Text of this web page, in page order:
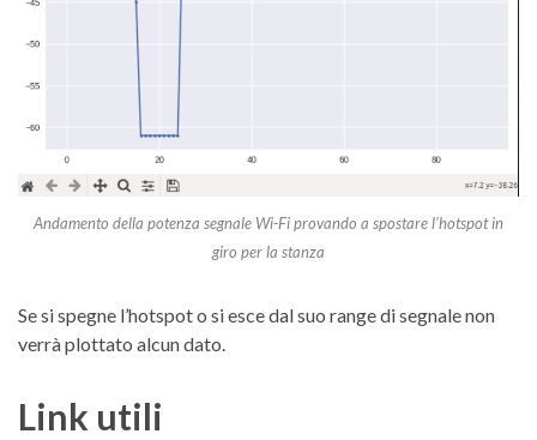
Andamento della potenza segnale Wi-Fi provando a spostare l’hotspot in
giro per la stanza
Se si spegne l’hotspot o si esce dal suo range di segnale non
verrà plottato alcun dato.
Link utili